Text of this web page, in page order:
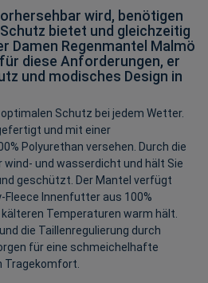
wird, benötigen
bietet und gleichzeitig
Damen Regenmantel Malmö
diese Anforderungen, er
und modisches Design in
Schutz bei jedem Wetter.
und mit einer
Polyurethan versehen. Durch die
und wasserdicht und hält Sie
geschützt. Der Mantel verfügt
Innenfutter aus 100%
Temperaturen warm hält.
die Taillenregulierung durch
für eine schmeichelhafte
Tragekomfort.